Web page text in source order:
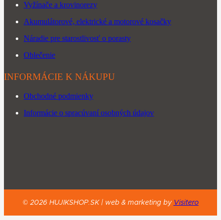
Vyžínače a krovinorezy
Akumulátorové, elektrické a motorové kosačky
Náradie pre starostlivosť o porasty
Oblečenie
INFORMÁCIE K NÁKUPU
Obchodné podmienky
Informácie o spracúvaní osobných údajov
© 2026HUJIKSHOP.SK | web & marketing by Visitero